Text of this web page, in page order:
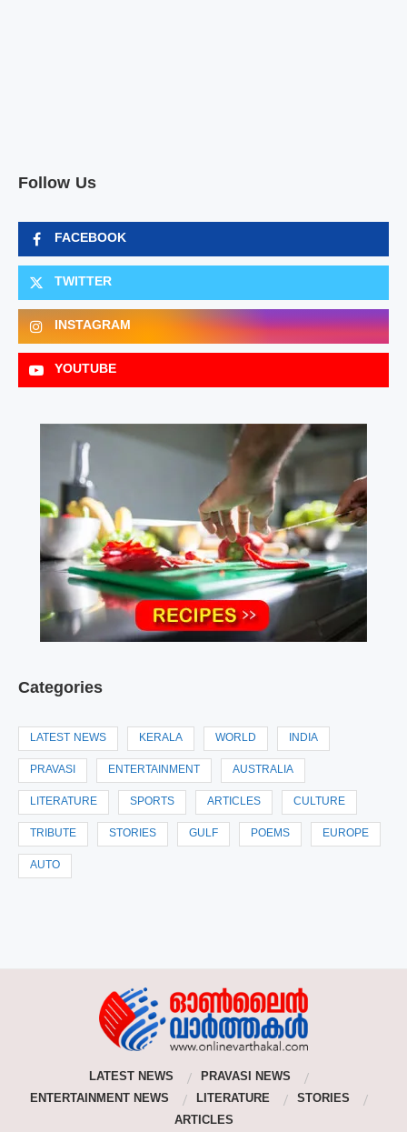
Follow Us
FACEBOOK
TWITTER
INSTAGRAM
YOUTUBE
Categories
LATEST NEWS KERALA WORLD INDIA
PRAVASI ENTERTAINMENT AUSTRALIA
LITERATURE SPORTS ARTICLES CULTURE
TRIBUTE STORIES GULF POEMS EUROPE
AUTO
LATEST NEWS
PRAVASI NEWS
ENTERTAINMENT NEWS
LITERATURE
STORIES
ARTICLES